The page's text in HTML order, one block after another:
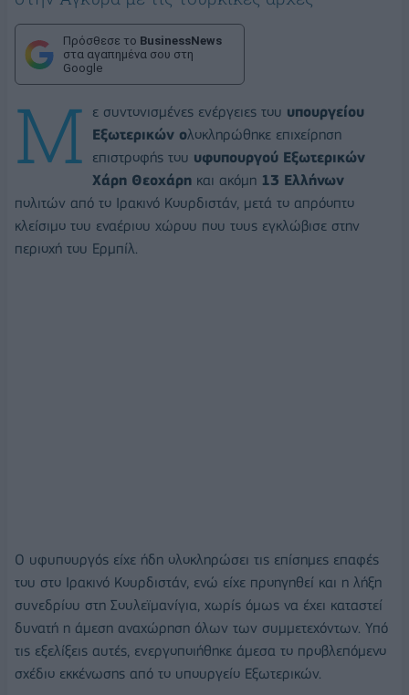
Πρόσθεσε το BusinessNews
στα αγαπημένα σου στη
Google
Μ ε συντονισμένες ενέργειες του υπουργείου
Εξωτερικών ολοκληρώθηκε επιχείρηση
επιστροφής του υφυπουργού Εξωτερικών
Χάρη Θεοχάρη και ακόμη 13 Ελλήνων
πολιτών από το Ιρακινό Κουρδιστάν, μετά το απρόοπτο
κλείσιμο του εναέριου χώρου που τους εγκλώβισε στην
περιοχή του Ερμπίλ.
Ο υφυπουργός είχε ήδη ολοκληρώσει τις επίσημες επαφές
του στο Ιρακινό Κουρδιστάν, ενώ είχε προηγηθεί και η λήξη
συνεδρίου στη Σουλεϊμανίγια, χωρίς όμως να έχει καταστεί
δυνατή η άμεση αναχώρηση όλων των συμμετεχόντων. Υπό
τις εξελίξεις αυτές, ενεργοποιήθηκε άμεσα το προβλεπόμενο
σχέδιο εκκένωσης από το υπουργείο Εξωτερικών.